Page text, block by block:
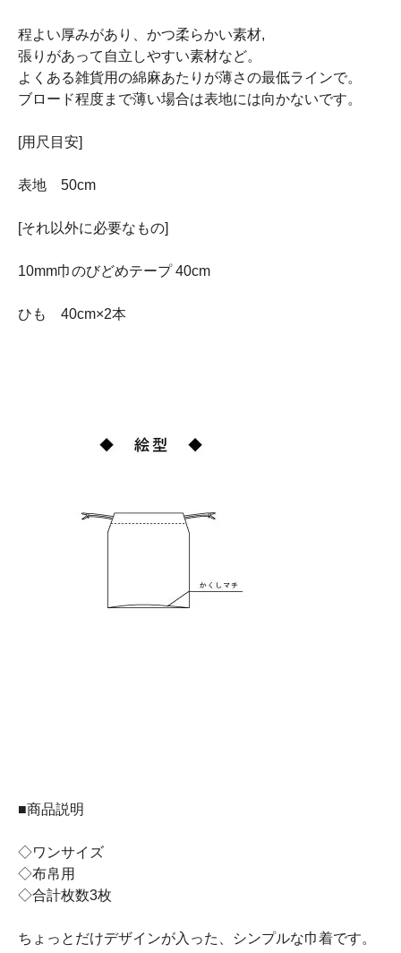
程よい厚みがあり、かつ柔らかい素材,
張りがあって自立しやすい素材など。
よくある雑貨用の綿麻あたりが薄さの最低ラインで。
ブロード程度まで薄い場合は表地には向かないです。
[用尺目安]
表地 50cm
[それ以外に必要なもの]
10mm巾のびどめテープ 40cm
ひも 40cm×2本
■商品説明
◇ワンサイズ
◇布帛用
◇合計枚数3枚
ちょっとだけデザインが入った、シンプルな巾着です。